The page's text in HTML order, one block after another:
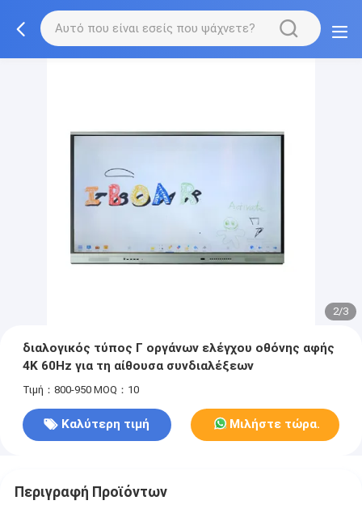
2/3
διαλογικός τύπος Γ οργάνων ελέγχου οθόνης αφής
4K 60Hz για τη αίθουσα συνδιαλέξεων
Τιμή：800-950 MOQ：10
Καλύτερη τιμή Μιλήστε τώρα.
Περιγραφή Προϊόντων